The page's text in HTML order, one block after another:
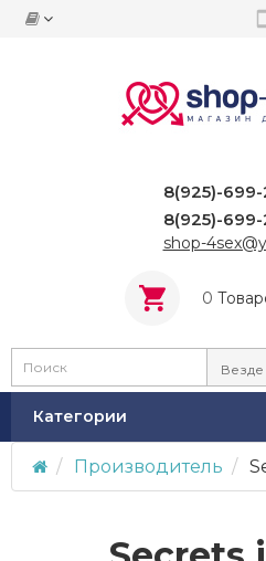
8(925)-
8(925)-
shop-
0
Везде
Категории
Производитель